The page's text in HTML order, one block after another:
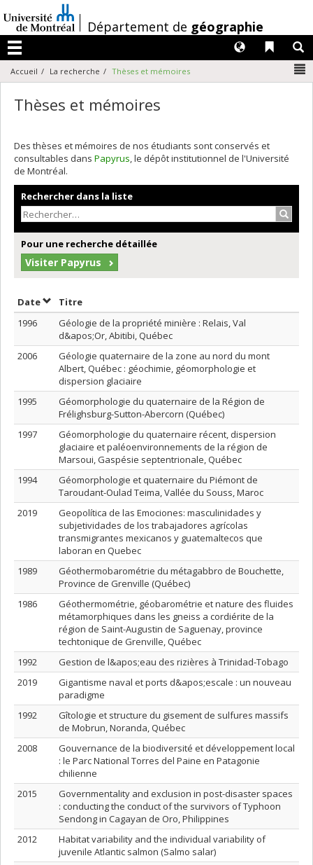
au
contenu
/Département de géographie
Menu
Liens
Langues
Accueil La recherche Thèses et mémoires
Thèses et mémoires
Des thèses et mémoires de nos étudiants sont conservés et
consultables dans Papyrus, le dépôt institutionnel de l'Université
de Montréal.
Rechercher dans la liste
Pour une recherche détaillée
Visiter Papyrus
DateTrier par date en ordre croissant
Titre
1996
Géologie de la propriété minière : Relais, Val
d&apos;Or, Abitibi, Québec
2006
Géologie quaternaire de la zone au nord du mont
Albert, Québec : géochimie, géomorphologie et
dispersion glaciaire
1995
Géomorphologie du quaternaire de la Région de
Frélighsburg-Sutton-Abercorn (Québec)
1997
Géomorphologie du quaternaire récent, dispersion
glaciaire et paléoenvironnements de la région de
Marsoui, Gaspésie septentrionale, Québec
1994
Géomorphologie et quaternaire du Piémont de
Taroudant-Oulad Teima, Vallée du Souss, Maroc
2019
Geopolítica de las Emociones: masculinidades y
subjetividades de los trabajadores agrícolas
transmigrantes mexicanos y guatemaltecos que
laboran en Quebec
1989
Géothermobarométrie du métagabbro de Bouchette,
Province de Grenville (Québec)
1986
Géothermométrie, géobarométrie et nature des fluides
métamorphiques dans les gneiss a cordiérite de la
région de Saint-Augustin de Saguenay, province
techtonique de Grenville, Québec
1992
Gestion de l&apos;eau des rizières à Trinidad-Tobago
2019
Gigantisme naval et ports d&apos;escale : un nouveau
paradigme
1992
Gîtologie et structure du gisement de sulfures massifs
de Mobrun, Noranda, Québec
2008
Gouvernance de la biodiversité et développement local
: le Parc National Torres del Paine en Patagonie
chilienne
2015
Governmentality and exclusion in post-disaster spaces
: conducting the conduct of the survivors of Typhoon
Sendong in Cagayan de Oro, Philippines
2012
Habitat variability and the individual variability of
juvenile Atlantic salmon (Salmo salar)